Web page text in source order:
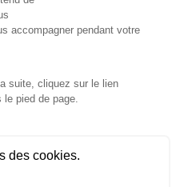
accompagner pendant votre
suite, cliquez sur le lien
le pied de page.
des cookies.